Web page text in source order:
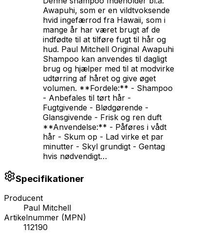
Awapuhi, som er en vildtvoksende
hvid ingefærrod fra Hawaii, som i
mange år har været brugt af de
indfødte til at tilføre fugt til hår og
hud. Paul Mitchell Original Awapuhi
Shampoo kan anvendes til dagligt
brug og hjælper med til at modvirke
udtørring af håret og give øget
volumen. **Fordele:** - Shampoo
- Anbefales til tørt hår -
Fugtgivende - Blødgørende -
Glansgivende - Frisk og ren duft
**Anvendelse:** - Påføres i vådt
hår - Skum op - Lad virke et par
minutter - Skyl grundigt - Gentag
hvis nødvendigt…
Specifikationer
Producent
Paul Mitchell
Artikelnummer (MPN)
112190